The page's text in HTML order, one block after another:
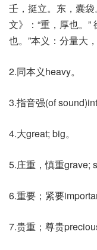
壬，挺立。东，囊
文》：“重，厚也。
也。”本义：分量大，
2.同本义heavy。
3.指音强(of
4.大great; big。
5.庄重，慎重grave;
6.重要；紧要
7.贵重；尊贵